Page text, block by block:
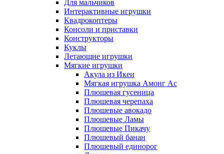
Для мальчиков
Интерактивные игрушки
Квадрокоптеры
Консоли и приставки
Конструкторы
Куклы
Летающие игрушки
Мягкие игрушки
Акула из Икеи
Мягкая игрушка Амонг Ас
Плюшевая гусеница
Плюшевая черепаха
Плюшевые авокадо
Плюшевые Ламы
Плюшевые Пикачу
Плюшевый банан
Плюшевый единорог